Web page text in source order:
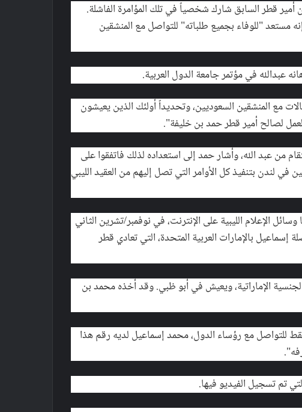
أمير قطر السابق شارك شخصياً في تلك المؤامرة الفاشلة.
"للوفاء بجميع طلباته" للتواصل مع المنشقين
عبدالله في مؤتمر جامعة الدول العربية.
مع المنشقين السعوديين، وتحديداً أولئك الذين يعيشون
لصالح أمير قطر حمد بن خليفة".
من عبد الله، وأشار حمد إلى استعداده لذلك فاتفقوا على
لندن بتنفيذ كل الأوامر التي تصل إليهم من العقيد الليبي
الإعلام الليبية على الإنترنت، في نوفمبر/تشرين الثاني
صلة إسماعيل بالإمارات العربية المتحدة، التي تعادي قطر
الإماراتية، ويعيش في أبو ظبي. وقد أخذه محمد بن
مع رؤساء الدول، محمد إسماعيل لديه رقم هذا